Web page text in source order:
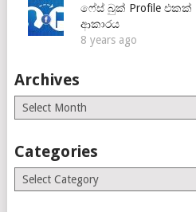
ෆේස් බුක් Profile එකක්
ආකාරය
8 years ago
Archives
Archives
Categories
Categories